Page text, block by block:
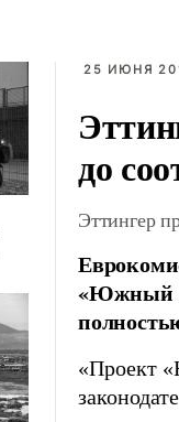
25 ИЮНЯ
до
Эттингер
«Южный
«Проект